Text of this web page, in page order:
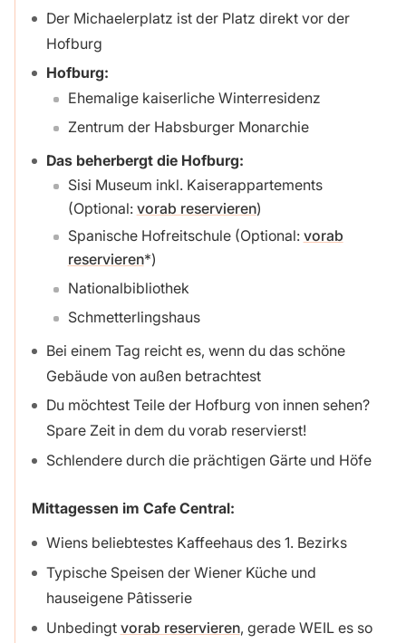
Der Michaelerplatz ist der Platz direkt vor der
Hofburg
Hofburg:
Ehemalige kaiserliche Winterresidenz
Zentrum der Habsburger Monarchie
Das beherbergt die Hofburg:
Sisi Museum inkl. Kaiserappartements
(Optional: vorab reservieren)
Spanische Hofreitschule (Optional: vorab
reservieren )
Nationalbibliothek
Schmetterlingshaus
Bei einem Tag reicht es, wenn du das schöne
Gebäude von außen betrachtest
Du möchtest Teile der Hofburg von innen sehen?
Spare Zeit in dem du vorab reservierst!
Schlendere durch die prächtigen Gärte und Höfe
Mittagessen im Cafe Central:
Wiens beliebtestes Kaffeehaus des 1. Bezirks
Typische Speisen der Wiener Küche und
hauseigene Pâtisserie
Unbedingt vorab reservieren, gerade WEIL es so